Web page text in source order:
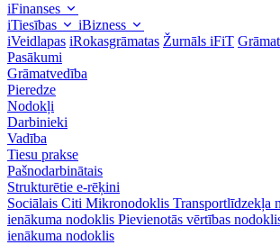
iFinanses
iTiesības
iBizness
iVeidlapas iRokasgrāmatas Žurnāls iFiT
Pasākumi
Grāmatvedība
Pieredze
Nodokļi
Darbinieki
Vadība
Tiesu prakse
Pašnodarbinātais
Strukturētie e-rēķini
Sociālais Citi Mikronodoklis Transportlīdzekļa
ienākuma nodoklis Pievienotās vērtības
ienākuma nodoklis